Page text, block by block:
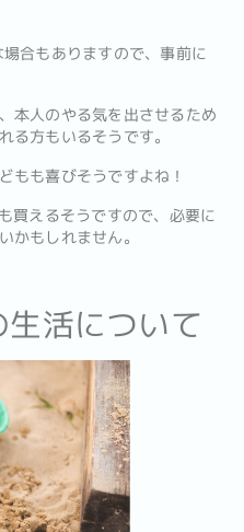
合もありますので、事前に
本人のやる気を出させるため
る方もいるそうです。
もも喜びそうですよね！
買えるそうですので、必要に
かもしれません。
活について